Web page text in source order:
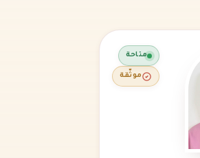
متاحة
موثّقة